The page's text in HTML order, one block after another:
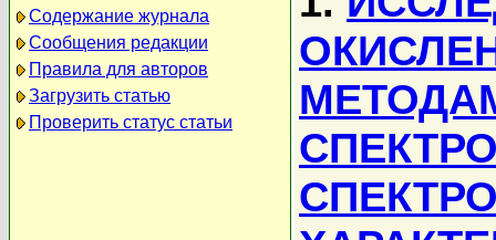
Содержание журнала
Сообщения редакции
Правила для авторов
Загрузить статью
Проверить статус статьи